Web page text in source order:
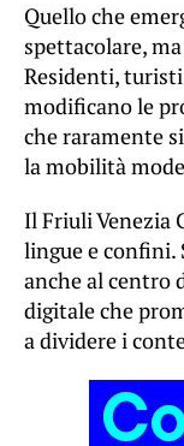
Quello che
spettacolare,
Residenti,
modificano le
che raramente
la mobilità
Il Friuli Venezia
lingue e confini.
anche al centro
digitale che
a dividere i